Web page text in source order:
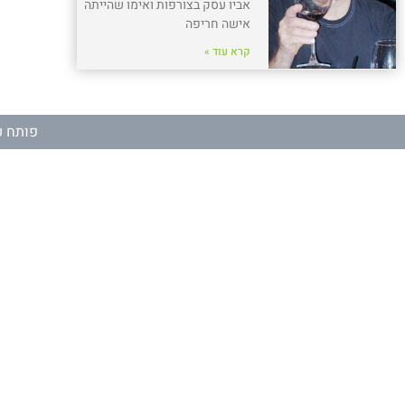
אביו עסק בצורפות ואימו שהייתה
אישה חריפה
קרא עוד »
פותח